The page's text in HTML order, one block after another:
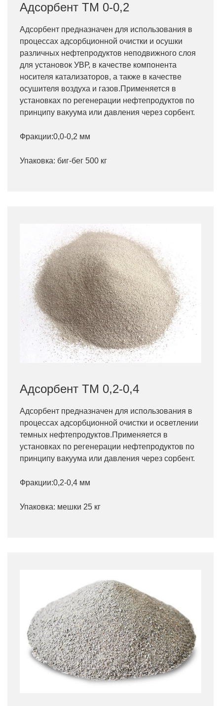
Адсорбент ТМ 0-0,2
Адсорбент предназначен для использования в
процессах адсорбционной очистки и осушки
различных нефтепродуктов неподвижного слоя
для установок УВР, в качестве компонента
носителя катализаторов, а также в качестве
осушителя воздуха и газов.Применяется в
установках по регенерации нефтепродуктов по
принципу вакуума или давления через сорбент.
Фракции:0,0-0,2 мм
Упаковка: биг-бег 500 кг
Адсорбент ТМ 0,2-0,4
Адсорбент предназначен для использования в
процессах адсорбционной очистки и осветлении
темных нефтепродуктов.Применяется в
установках по регенерации нефтепродуктов по
принципу вакуума или давления через сорбент.
Фракции:0,2-0,4 мм
Упаковка: мешки 25 кг